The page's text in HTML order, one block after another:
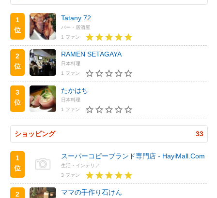
1
位
Tatany 72
バー・居酒屋
1 ファン
2
位
RAMEN SETAGAYA
日本料理
1 ファン
3
位
たかはち
日本料理
1 ファン
ショッピング 33
1
位
スーパーコピーブランド専門店 - HayiMall.Com
生活・インテリア
3 ファン
2
ママの手作り石けん